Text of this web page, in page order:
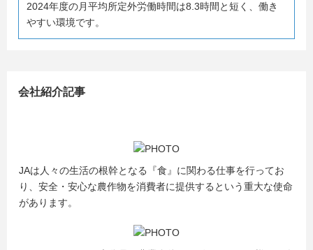
2024年度の月平均所定外労働時間は8.3時間と短く、働き
やすい環境です。
会社紹介記事
JAは人々の生活の根幹となる『食』に関わる仕事を行ってお
り、安全・安心な農作物を消費者に提供するという重大な使命
があります。